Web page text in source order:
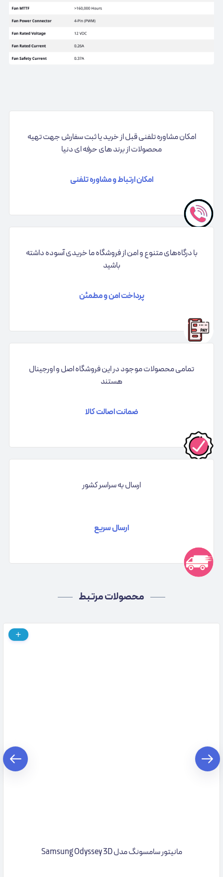
امکان مشاوره تلفنی قبل از خرید یا ثبت سفارش جهت تهیه
محصولات از برند های حرفه ای دنیا
امکان ارتباط و مشاوره تلفنی
با درگاه‌های متنوع و امن از فروشگاه ما خریدی آسوده داشته
باشید
پرداخت امن و مطمئن
تمامی محصولات موجود در این فروشگاه اصل و اورجینال
هستند
ضمانت اصالت کالا
ارسال به سراسر کشور
ارسال سریع
محصولات مرتبط
مانیتور سامسونگ مدل Samsung Odyssey 3D